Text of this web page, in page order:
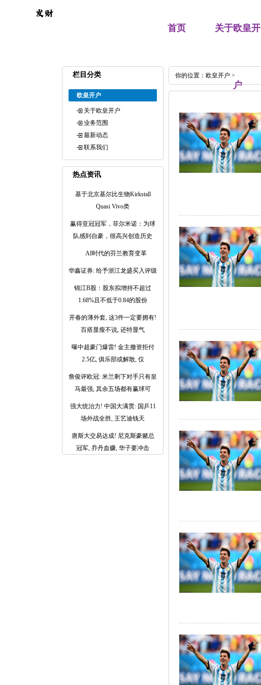
首页 关于欧皇开
户
栏目分类
欧皇开户
关于欧皇开户
业务范围
最新动态
联系我们
热点资讯
基于北京基尔比生物Kirkstall
Quasi Vivo类
赢得亚冠冠军，菲尔米诺：为球
队感到自豪，很高兴创造历史
AI时代的芬兰教育变革
华鑫证券: 给予浙江龙盛买入评级
锦江B股：股东拟增持不超过
1.68%且不低于0.84的股份
开春的薄外套, 这3件一定要拥有!
百搭显瘦不说, 还特显气
曝中超豪门爆雷! 金主撤资拒付
2.5亿, 俱乐部或解散, 仅
詹俊评欧冠: 米兰剩下对手只有皇
马最强, 其余五场都有赢球可
强大统治力! 中国大满贯: 国乒11
场外战全胜, 王艺迪钱天
唐斯大交易达成! 尼克斯豪赌总
冠军, 乔丹血赚, 华子要冲击
你的位置： 欧皇开户 >